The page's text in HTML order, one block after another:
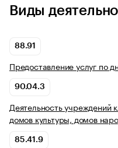
Виды
88.91
Предоставление услуг по
90.04.3
Деятельность учреждений
домов культуры, домов
85.41.9